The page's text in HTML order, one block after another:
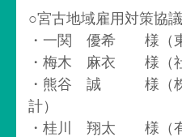
○宮古地域雇用対策協
・一関 優希 様（東
・梅木 麻衣 様（社
・熊谷 誠 様（株
計）
・桂川 翔太 様（